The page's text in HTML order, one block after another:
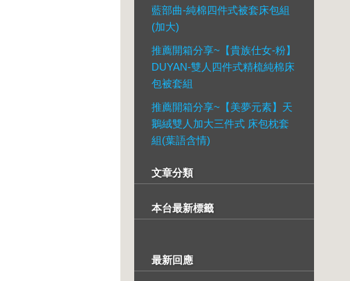
藍部曲-純棉四件式被套床包組
(加大)
推薦開箱分享~【貴族仕女-粉】
DUYAN-雙人四件式精梳純棉床
包被套組
推薦開箱分享~【美夢元素】天
鵝絨雙人加大三件式 床包枕套
組(葉語含情)
文章分類
本台最新標籤
最新回應